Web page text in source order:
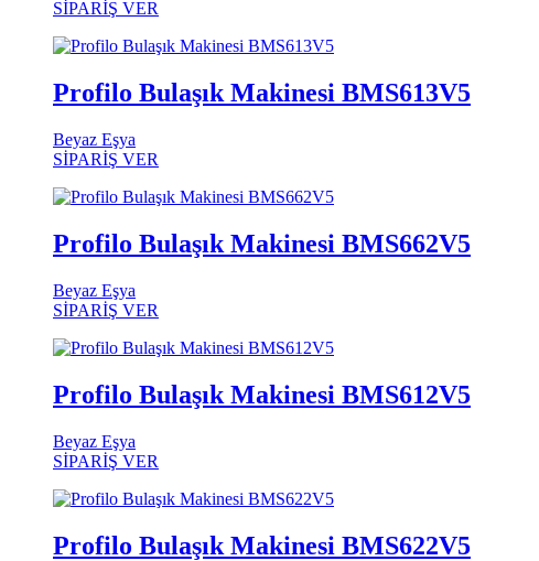
SİPARİŞ VER
Profilo Bulaşık Makinesi BMS613V5
Beyaz Eşya
SİPARİŞ VER
Profilo Bulaşık Makinesi BMS662V5
Beyaz Eşya
SİPARİŞ VER
Profilo Bulaşık Makinesi BMS612V5
Beyaz Eşya
SİPARİŞ VER
Profilo Bulaşık Makinesi BMS622V5